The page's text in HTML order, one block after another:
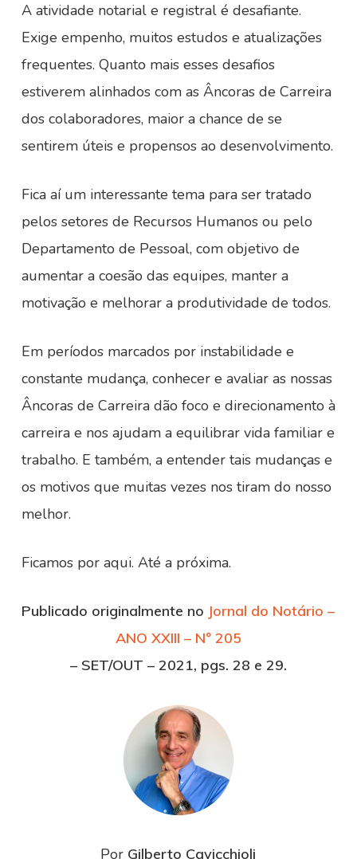
A atividade notarial e registral é desafiante.
Exige empenho, muitos estudos e atualizações
frequentes. Quanto mais esses desafios
estiverem alinhados com as Âncoras de Carreira
dos colaboradores, maior a chance de se
sentirem úteis e propensos ao desenvolvimento.
Fica aí um interessante tema para ser tratado
pelos setores de Recursos Humanos ou pelo
Departamento de Pessoal, com objetivo de
aumentar a coesão das equipes, manter a
motivação e melhorar a produtividade de todos.
Em períodos marcados por instabilidade e
constante mudança, conhecer e avaliar as nossas
Âncoras de Carreira dão foco e direcionamento à
carreira e nos ajudam a equilibrar vida familiar e
trabalho. E também, a entender tais mudanças e
os motivos que muitas vezes nos tiram do nosso
melhor.
Ficamos por aqui. Até a próxima.
Publicado originalmente no Jornal do Notário –
ANO XXIII – Nº 205
– SET/OUT – 2021, pgs. 28 e 29.
Por Gilberto Cavicchioli